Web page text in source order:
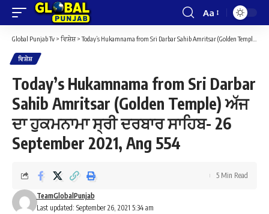
Font
Resizer
Aa
Global Punjab Tv > ਵਿਸ਼ੇਸ਼>Today’s Hukamnama from Sri Darbar Sahib Amritsar (Golden Temple) ਅੱਜ ਦਾ ਹੁਕਮਨਾਮਾ ਸ੍ਰੀ ਦਰਬਾਰ ਸਾਹਿਬ- 26 September 2021, Ang 554
ਵਿਸ਼ੇਸ਼
Today’s Hukamnama from Sri Darbar
Sahib Amritsar (Golden Temple) ਅੱਜ
ਦਾ ਹੁਕਮਨਾਮਾ ਸ੍ਰੀ ਦਰਬਾਰ ਸਾਹਿਬ- 26
September 2021, Ang 554
Last updated: September 26, 2021 5:34 am
TeamGlobalPunjab
5 Min Read